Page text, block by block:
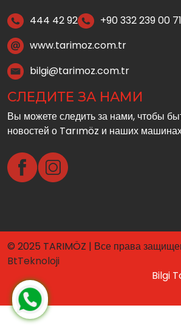
444 42 92
+90 332 239 00
www.tarimoz.com.tr
bilgi@tarimoz.com.tr
СЛЕДИТЕ ЗА НАМИ
Вы можете следить за нами, чтобы
новостей о Tarımöz и наших
© 2025 TARIMÖZ | Все права
BtTeknoloji
Bilgi